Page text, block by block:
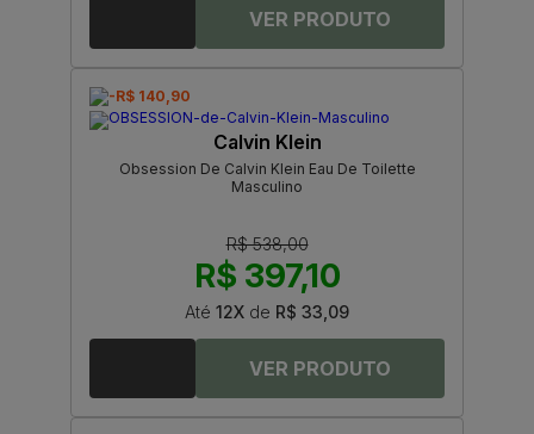
-R$ 140,90
Calvin Klein
Obsession De Calvin Klein Eau De Toilette
Masculino
R$ 538,00
R$ 397,10
Até 12X de R$ 33,09